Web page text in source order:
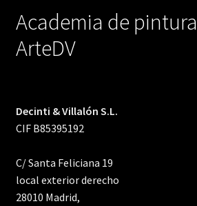
Academia de pintura
ArteDV
Decinti & Villalón S.L.
CIF B85395192
C/ Santa Feliciana 19
local exterior derecho
28010 Madrid,